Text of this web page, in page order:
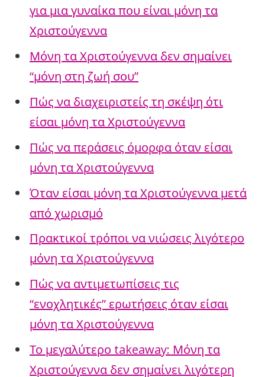
για μια γυναίκα που είναι μόνη τα
Χριστούγεννα
Μόνη τα Χριστούγεννα δεν σημαίνει
“μόνη στη ζωή σου”
Πώς να διαχειριστείς τη σκέψη ότι
είσαι μόνη τα Χριστούγεννα
Πώς να περάσεις όμορφα όταν είσαι
μόνη τα Χριστούγεννα
Όταν είσαι μόνη τα Χριστούγεννα μετά
από χωρισμό
Πρακτικοί τρόποι να νιώσεις λιγότερο
μόνη τα Χριστούγεννα
Πώς να αντιμετωπίσεις τις
“ενοχλητικές” ερωτήσεις όταν είσαι
μόνη τα Χριστούγεννα
Το μεγαλύτερο takeaway: Μόνη τα
Χριστούγεννα δεν σημαίνει λιγότερη